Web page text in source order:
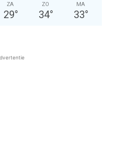
ZA
29°
ZO
34°
MA
33°